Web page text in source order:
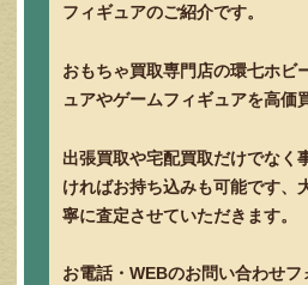
フィギュアのご紹介です。
おもちゃ買取専門店の環七ホビ
ュアやゲームフィギュアを高価
出張買取や宅配買取だけでなく
ければお持ち込みも可能です、
寧に査定させていただきます。
お電話・WEBのお問い合わせフ